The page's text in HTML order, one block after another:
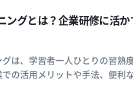
ングとは？企業研修に活
は、学習者一人ひとりの習熟
の活用メリットや手法、便利